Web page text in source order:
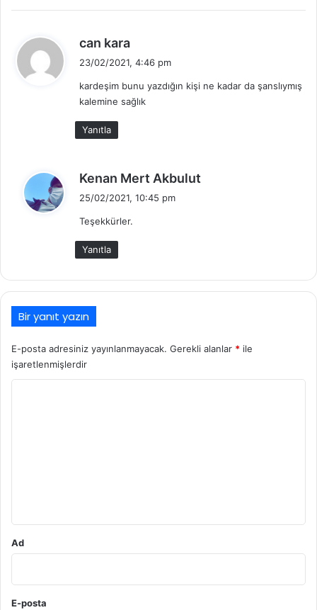
can kara
i
k
23/02/2021, 4:46 pm
kardeşim bunu yazdığın kişi ne kadar da şanslıymış
kalemine sağlık
Yanıtla
Kenan Mert Akbulut
25/02/2021, 10:45 pm
Teşekkürler.
Yanıtla
Bir yanıt yazın
E-posta adresiniz yayınlanmayacak. Gerekli alanlar * ile
işaretlenmişlerdir
Ad
E-posta